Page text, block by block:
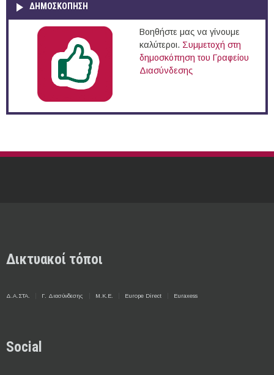
ΔΗΜΟΣΚΌΠΗΣΗ
Βοηθήστε μας να γίνουμε
καλύτεροι. Συμμετοχή στη
δημοσκόπηση του Γραφείου
Διασύνδεσης
Δικτυακοί τόποι
Δ.Α.ΣΤΑ. Γ. Διασύνδεσης Μ.Κ.Ε. Europe Direct Euraxess
Social